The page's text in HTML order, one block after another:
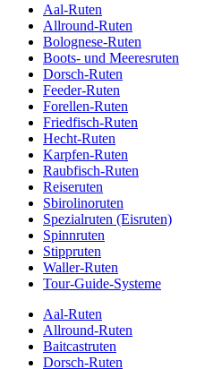
Aal-Ruten
Allround-Ruten
Bolognese-Ruten
Boots- und Meeresruten
Dorsch-Ruten
Feeder-Ruten
Forellen-Ruten
Friedfisch-Ruten
Hecht-Ruten
Karpfen-Ruten
Raubfisch-Ruten
Reiseruten
Sbirolinoruten
Spezialruten (Eisruten)
Spinnruten
Stippruten
Waller-Ruten
Tour-Guide-Systeme
Aal-Ruten
Allround-Ruten
Baitcastruten
Dorsch-Ruten